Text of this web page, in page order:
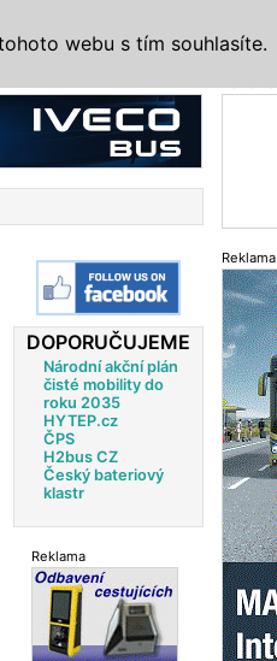
DOPORUČUJEME
Národní akční plán
čisté mobility do
roku 2035
HYTEP.cz
ČPS
H2bus CZ
Český bateriový
klastr
Reklama
Reklama
webu s tím souhlasíte.